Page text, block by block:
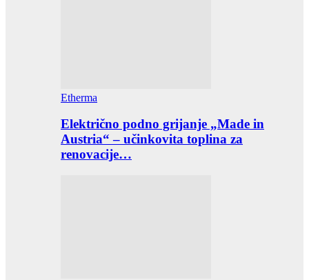
Etherma
Električno podno grijanje „Made in
Austria“ – učinkovita toplina za
renovacije…